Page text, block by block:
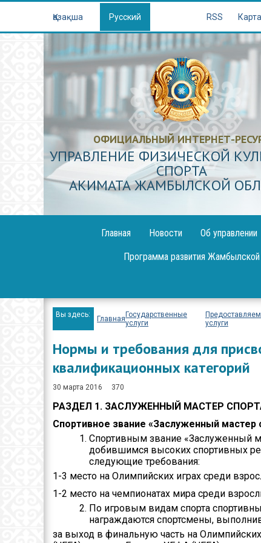
Қазақша Русский RSS
ОФИЦИАЛЬНЫЙ ИНТЕРНЕТ-
УПРАВЛЕНИЕ ФИЗИЧЕСКОЙ
СПОРТА
АКИМАТА ЖАМБЫЛСКОЙ
Главная Новости
Об управлении
Публикация
Проекты
Положение
Приём
юридических лиц
Спортивные
достижения
Результаты и
Официальные
выступления
Вакансии
Программа развития
Вы здесь: ГлавнаяГосударственные
услуги
услуги
Нормы и требования для
квалификационных категорий
30 марта 2016 370
РАЗДЕЛ 1. ЗАСЛУЖЕННЫЙ МАСТЕР
Спортивное звание «Заслуженный мастер
Спортивным звание «Заслуженный
добившимся высоких спортивных
следующие требования:
1-3 место на Олимпийских играх среди
1-2 место на чемпионатах мира среди
По игровым видам спорта
награждаются спортсмены,
за выход в финальную часть на